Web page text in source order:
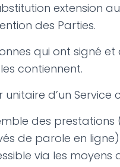
extension
des Parties.
qui ont signé
contiennent.
unitaire d’un
des
de parole en
via les moyens